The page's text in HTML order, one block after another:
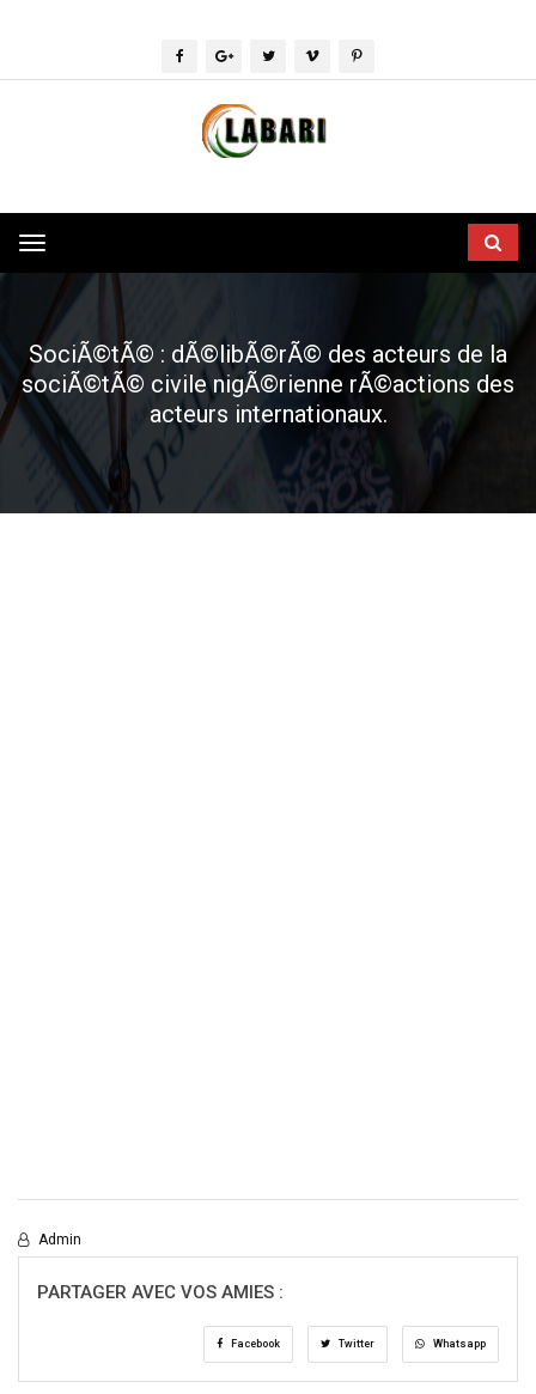
Toggle
navigation
SociÃ©tÃ© : dÃ©libÃ©rÃ© des acteurs de la
sociÃ©tÃ© civile nigÃ©rienne rÃ©actions des
acteurs internationaux.
Admin
PARTAGER AVEC VOS AMIES :
Facebook Twitter Whatsapp